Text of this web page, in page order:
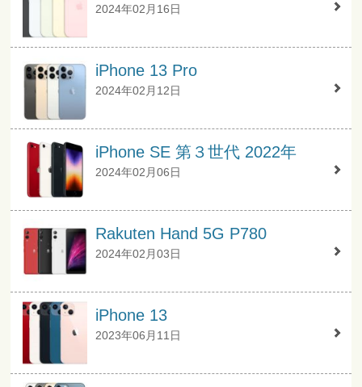
2024年02月16日
iPhone 13 Pro
2024年02月12日
iPhone SE 第３世代 2022年
2024年02月06日
Rakuten Hand 5G P780
2024年02月03日
iPhone 13
2023年06月11日